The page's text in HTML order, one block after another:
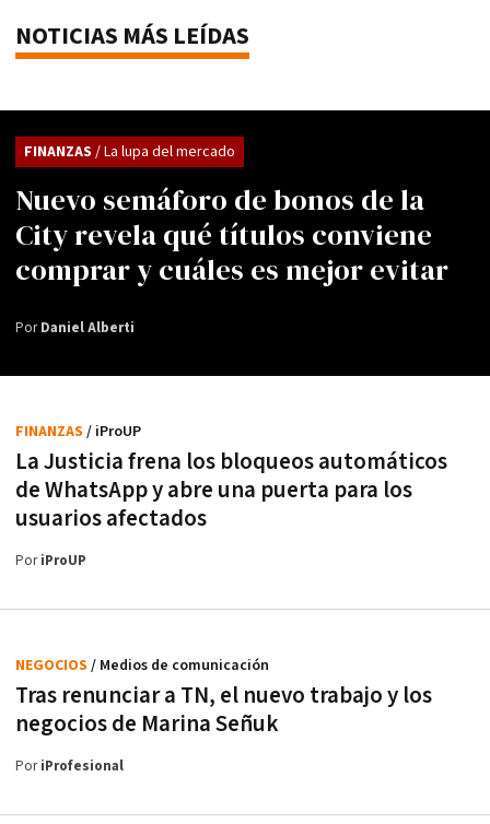
NOTICIAS MÁS LEÍDAS
Nuevo semáforo de bonos de la
City revela qué títulos conviene
comprar y cuáles es mejor evitar
FINANZAS / La lupa del mercado
PorDaniel Alberti
La Justicia frena los bloqueos automáticos
de WhatsApp y abre una puerta para los
usuarios afectados
FINANZAS / iProUP
PoriProUP
Tras renunciar a TN, el nuevo trabajo y los
negocios de Marina Señuk
NEGOCIOS / Medios de comunicación
PoriProfesional